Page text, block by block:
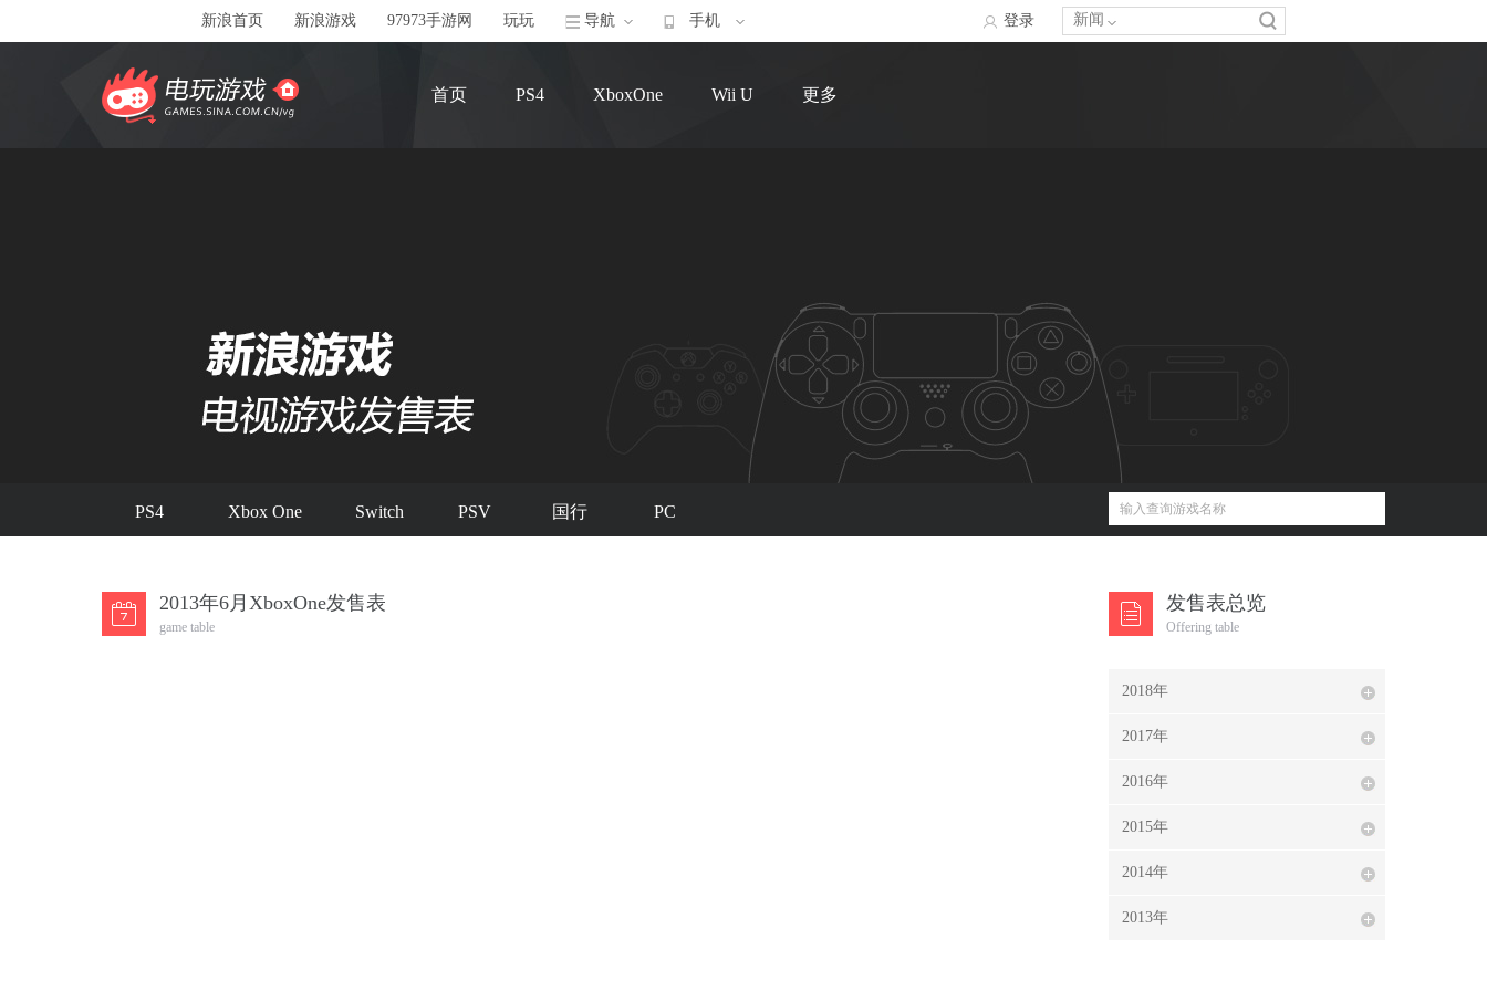
新浪首页 新浪游戏 97973手游网 玩玩 导航 手机 新闻
登录
首页 PS4 XboxOne Wii U 更多
PS4 Xbox One Switch PSV 国行 PC
2013年6月XboxOne发售表
game table
发售表总览
Offering table
2018年
2017年
2016年
2015年
2014年
2013年